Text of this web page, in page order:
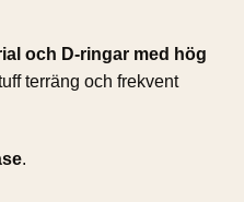
och D-ringar med hög
terräng och frekvent
.